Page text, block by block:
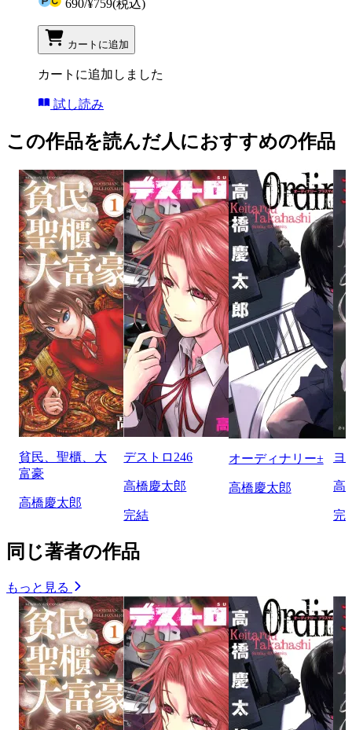
690/¥759(税込)
カートに追加
カートに追加しました
試し読み
この作品を読んだ人におすすめの作品
貧民、聖櫃、大
富豪
高橋慶太郎
デストロ246
高橋慶太郎
完結
オーディナリー±
高橋慶太郎
ヨ
高
完
同じ著者の作品
もっと見る